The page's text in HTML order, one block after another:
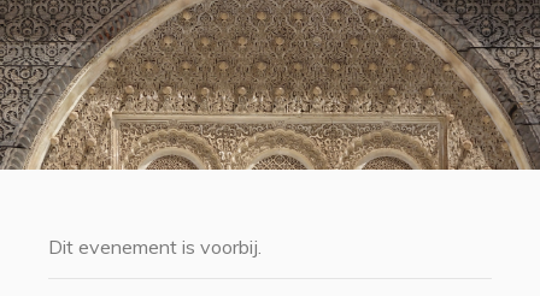
Dit evenement is voorbij.